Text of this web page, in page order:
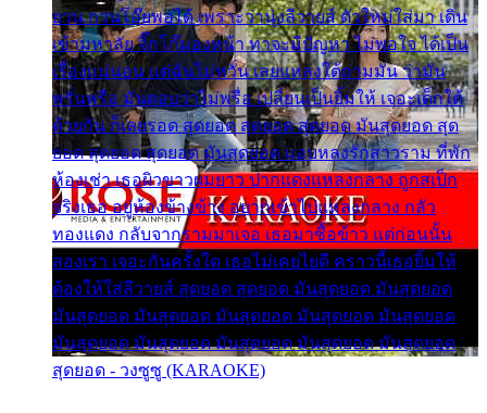
ยวน กวนโอ๊ยพอได้ เพราะว่านุ่งลีวายส์ ตัวใหม่ใส่มา เดิน
เข้ามหาลัย จิ๊กโก๊มองหน้า ท่าจะมีปัญหา ไม่พอใจ ได้เป็น
เรื่องแน่นอน แต่ฉันไม่หวั่น เลยแหลงใต้ถามมัน ว่ามัน
พรั่นพรือ มันตอบว่าไม่พรื่อ เปลี่ยนเป็นยิ้มให้ เจอะเด็กใต้
ด้วยกัน ก็เลยรอด สุดยอด สุดยอด สุดยอด มันสุดยอด สุด
ยอด สุดยอด สุดยอด มันสุดยอด แอบหลงรักสาวราม ที่พัก
ห้องเช่า เธอผิวขาวผมยาว ปากแดงแหลงกลาง ถูกสเป็ก
จริงเธอ อยู่ห้องข้างข้าง อยากเข้าไปแหลงกลาง กลัว
ทองแดง กลับจากรามมาเจอ เธอมาซื้อข้าว แต่ก่อนนั้น
สองเรา เจอะกันครั้งใด เธอไม่เคยไยดี คราวนี้เธอยิ้มให้
ต้องให้ใส่ลีวายส์ สุดยอด สุดยอด มันสุดยอด มันสุดยอด
มันสุดยอด มันสุดยอด มันสุดยอด มันสุดยอด มันสุดยอด
มันสุดยอด มันสุดยอด มันสุดยอด มันสุดยอด มันสุดยอด
สุดยอด - วงซูซู (KARAOKE)